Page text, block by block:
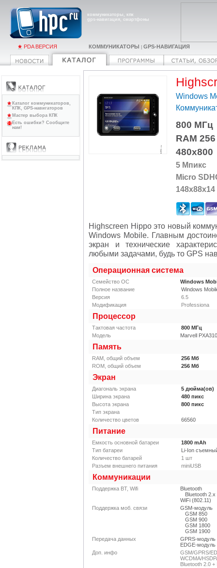
коммуникаторы, кпк
gps-навигация, смартфоны
PDA ВЕРСИЯ КОММУНИКАТОРЫ GPS-НАВИГАЦИЯ
Windows
800 МГц
RAM
480x800
5 Мпикс
Micro
Highscreen Hippoэто новый
Windows Mobile. Главным
экран и технические
любыми задачами, будь то GPS
Операционная система
Семейство ОС
Windows
Полное название
Windows
Версия
6.5
Модификация
Professiona
Процессор
Тактовая частота 800 МГц
Модель
Marvell PXA310
Память
RAM, общий объем 256 Мб
ROM, общий объем
256 Мб
Экран
Диагональ экрана 5 дюйма(ов)
Ширина экрана
480 пикс
Высота экрана
800 пикс
Тип экрана
Количество цветов
66560
Питание
Емкость основной батареи 1800 mAh
Тип батареи
Li-Ion
Количество батарей
1 шт
Разъем внешнего питания
miniUSB
Коммуникации
Поддержка BT, Wifi
Bluetooth
Bluetooth 2.x
WiFi (802.11)
Поддержка моб. связи
GSM-модуль
GSM 850
GSM 900
GSM 1800
GSM 1900
Передача данных
GPRS-модуль
EDGE-модуль
Доп. инфо
GSM/GPRS/
WCDMA/
Bluetooth 2.0 +
Каталог коммуникаторов,
КПК, GPS-навигаторов
Мастер выбора КПК
Есть ошибки? Сообщите
нам!